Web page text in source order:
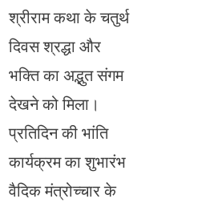
श्रीराम कथा के चतुर्थ
दिवस श्रद्धा और
भक्ति का अद्भुत संगम
देखने को मिला।
प्रतिदिन की भांति
कार्यक्रम का शुभारंभ
वैदिक मंत्रोच्चार के